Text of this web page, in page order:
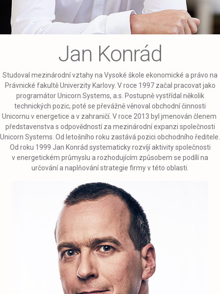
Jan Konrád
Studoval mezinárodní vztahy na Vysoké škole ekonomické a právo na
Právnické fakultě Univerzity Karlovy. V roce 1997 začal pracovat jako
programátor Unicorn Systems, a.s. Postupně vystřídal několik
technických pozic, poté se převážně věnoval obchodní činnosti
Unicornu v energetice a v zahraničí. V roce 2013 byl jmenován členem
představenstva s odpovědností za mezinárodní expanzi společnosti
Unicorn Systems. Od letošního roku zastává pozici obchodního ředitele.
Od roku 1999 Jan Konrád systematicky rozvíjí aktivity společnosti
v energetickém průmyslu a rozhodujícím způsobem se podílí na
určování a naplňování strategie firmy v této oblasti.